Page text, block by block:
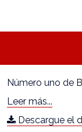
Número uno de
Leer más...
Descargue el